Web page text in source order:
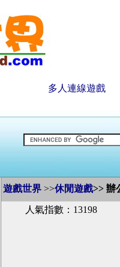
多人連線遊戲
遊戲世界 >>休閒遊戲>> 辦
人氣指數：13198